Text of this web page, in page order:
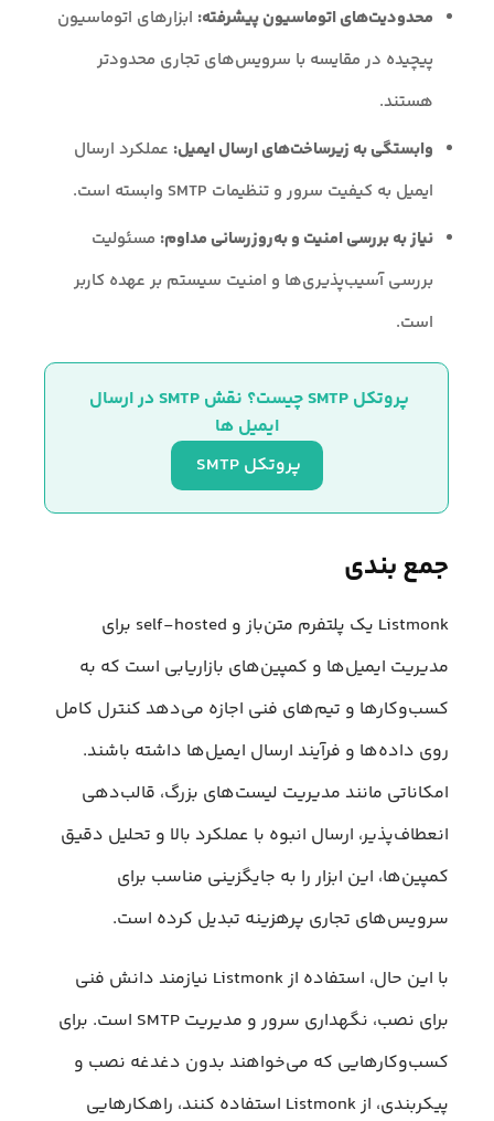
محدودیت‌های اتوماسیون پیشرفته: ابزارهای اتوماسیون
پیچیده در مقایسه با سرویس‌های تجاری محدودتر
هستند.
وابستگی به زیرساخت‌های ارسال ایمیل: عملکرد ارسال
ایمیل به کیفیت سرور و تنظیمات SMTP وابسته است.
نیاز به بررسی امنیت و به‌روزرسانی مداوم: مسئولیت
بررسی آسیب‌پذیری‌ها و امنیت سیستم بر عهده کاربر
است.
پروتکل SMTP چیست؟ نقش SMTP در ارسال
ایمیل ها
پروتکل SMTP
جمع‌ بندی
Listmonk یک پلتفرم متن‌باز و self-hosted برای
مدیریت ایمیل‌ها و کمپین‌های بازاریابی است که به
کسب‌وکارها و تیم‌های فنی اجازه می‌دهد کنترل کامل
روی داده‌ها و فرآیند ارسال ایمیل‌ها داشته باشند.
امکاناتی مانند مدیریت لیست‌های بزرگ، قالب‌دهی
انعطاف‌پذیر، ارسال انبوه با عملکرد بالا و تحلیل دقیق
کمپین‌ها، این ابزار را به جایگزینی مناسب برای
سرویس‌های تجاری پرهزینه تبدیل کرده است.
با این حال، استفاده از Listmonk نیازمند دانش فنی
برای نصب، نگهداری سرور و مدیریت SMTP است. برای
کسب‌وکارهایی که می‌خواهند بدون دغدغه نصب و
پیکربندی، از Listmonk استفاده کنند، راهکارهایی